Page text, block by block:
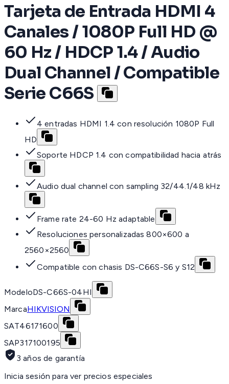
Tarjeta de Entrada HDMI 4
Canales / 1080P Full HD @
60 Hz / HDCP 1.4 / Audio
Dual Channel / Compatible
Serie C66S
4 entradas HDMI 1.4 con resolución 1080P Full
HD
Soporte HDCP 1.4 con compatibilidad hacia atrás
Audio dual channel con sampling 32/44.1/48 kHz
Frame rate 24-60 Hz adaptable
Resoluciones personalizadas 800×600 a
2560×2560
Compatible con chasis DS-C66S-S6 y S12
ModeloDS-C66S-04HI
MarcaHIKVISION
SAT46171600
SAP317100195
3 años de garantía
Inicia sesión para ver precios especiales